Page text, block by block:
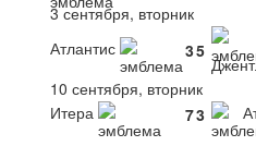
3 сентября, вторник
Атлантис
35
10 сентября, вторник
Итера
73